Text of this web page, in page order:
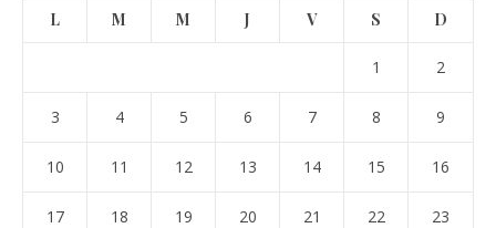
L M M J V S D
1 2
3 4 5 6 7 8 9
10 11 12 13 14 15 16
17 18 19 20 21 22 23